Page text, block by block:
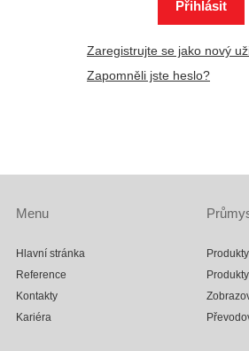
Zaregistrujte se jako nový
Zapomněli jste heslo?
Menu
Hlavní stránka
Reference
Kontakty
Kariéra